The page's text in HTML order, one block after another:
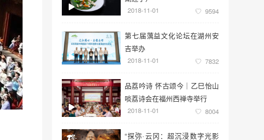
2018-11-01 9594
第七届蕅益文化论坛在湖州安
吉举办
2018-11-01 7832
品荔吟诗 怀古颂今｜乙巳怡山
啖荔诗会在福州西禅寺举行
2018-11-01 8004
“探弥·云冈：超沉浸数字光影